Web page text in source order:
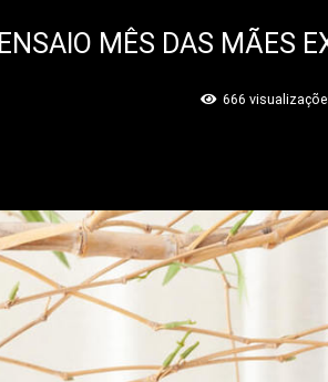
ENSAIO MÊS DAS MÃES
666